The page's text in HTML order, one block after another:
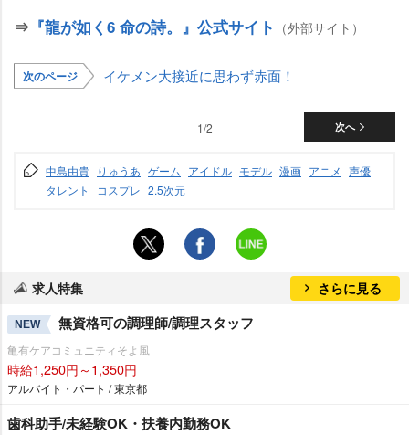
⇒ 『龍が如く6 命の詩。』公式サイト （外部サイト）
次のページ イケメン大接近に思わず赤面！
次へ
1/2
中島由貴 りゅうあ ゲーム アイドル モデル 漫画 アニメ 声優
タレント
コスプレ 2.5次元
求人特集 さらに見る
NEW 無資格可の調理師/調理スタッフ
亀有ケアコミュニティそよ風
時給1,250円～1,350円
アルバイト・パート / 東京都
歯科助手/未経験OK・扶養内勤務OK